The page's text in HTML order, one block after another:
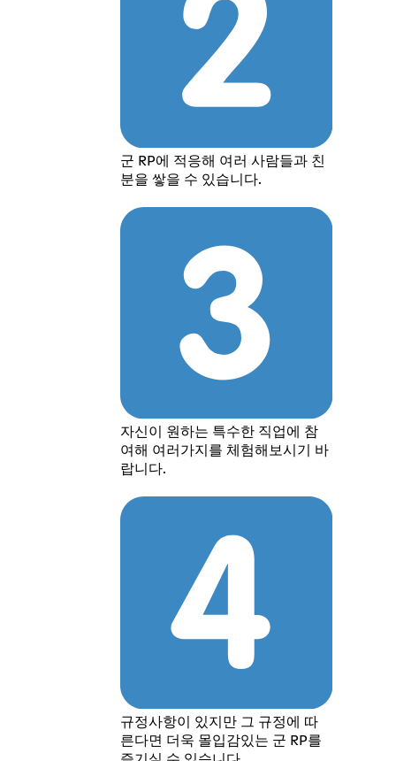
군 RP에 적응해 여러 사람들과 친
분을 쌓을 수 있습니다.
자신이 원하는 특수한 직업에 참
여해 여러가지를 체험해보시기 바
랍니다.
규정사항이 있지만 그 규정에 따
른다면 더욱 몰입감있는 군 RP를